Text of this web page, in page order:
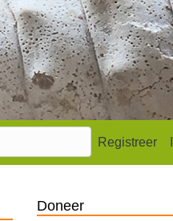
Registreer
Doneer